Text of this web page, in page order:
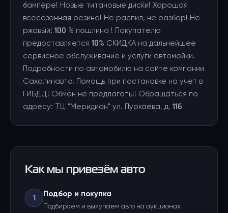
бампере! Новые титановые диски! Хорошая
всесезонная резина! Не распил, не разбор! Не
ржавый! 100 % пошлина ! Покупателю
предоставляется 10% СКИДКА на дальнейшее
сервисное обслуживание и услуги автомойки.
Подробности по автомобилю на сайте компании
Сахалинавто. Помощь при постановке на учет в
ГИБДД! Обмен не предлагать!! Обращаться по
адресу: ТЦ "Меридиан" ул. Пуркаева, д. 116
Как мы привезём авто
1 Подбор и покупка
Подбираем и выкупаем авто на аукционах